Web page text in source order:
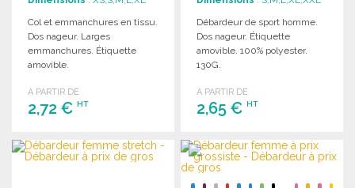
Col et emmanchures en tissu.
Dos nageur. Larges
emmanchures. Étiquette
amovible.
A PARTIR DE
2,72 € HT
COMMANDER
Demander un devis
Débardeur de sport homme.
Dos nageur. Étiquette
amovible. 100% polyester.
130G.
A PARTIR DE
2,65 €HT
COMMANDER
Demander un devis